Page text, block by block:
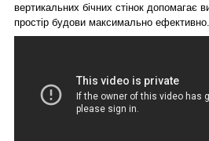
вертикальних бічних стінок допомагає
простір будови максимально ефективно.